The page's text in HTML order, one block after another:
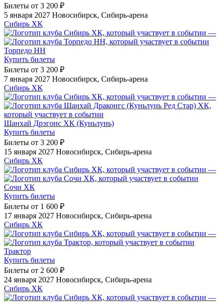
Билеты от 3 200 ₽
5 января 2027 Новосибирск, Сибирь-арена
Сибирь ХК
—
Торпедо НН
Купить билеты
Билеты от 3 200 ₽
7 января 2027 Новосибирск, Сибирь-арена
Сибирь ХК
—
Шанхай Дрэгонс ХК (Куньлунь)
Купить билеты
Билеты от 3 200 ₽
15 января 2027 Новосибирск, Сибирь-арена
Сибирь ХК
—
Сочи ХК
Купить билеты
Билеты от 1 600 ₽
17 января 2027 Новосибирск, Сибирь-арена
Сибирь ХК
—
Трактор
Купить билеты
Билеты от 2 600 ₽
24 января 2027 Новосибирск, Сибирь-арена
Сибирь ХК
—